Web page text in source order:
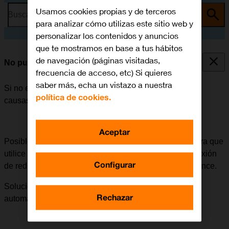
Busca por problema o tema
No puedo realizar llamadas
Si no es posible realizar llamadas, puede haber varias
causas posibles al problema.
Posible causa 5 de 10:
Si el móvil está configurado para que
utilice un tipo de red determinado, no podrá tener conexión
de red si el tipo de red seleccionado está fuera de alcance.
Solución:Cómo seleccionar el tipo de red de forma
automática.
Usamos cookies propias y de terceros
para analizar cómo utilizas este sitio web y
personalizar los contenidos y anuncios
que te mostramos en base a tus hábitos
de navegación (páginas visitadas,
frecuencia de acceso, etc) Si quieres
saber más, echa un vistazo a nuestra
política de cookies.
Configurar
Rechazar
Aceptar